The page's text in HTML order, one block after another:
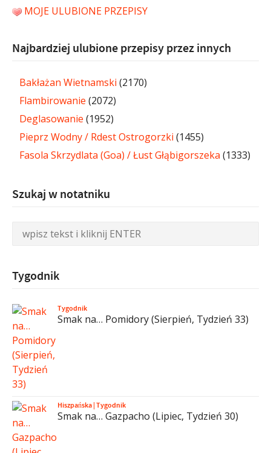
MOJE ULUBIONE PRZEPISY
Najbardziej ulubione przepisy przez innych
Bakłażan Wietnamski (2170)
Flambirowanie (2072)
Deglasowanie (1952)
Pieprz Wodny / Rdest Ostrogorzki (1455)
Fasola Skrzydlata (Goa) / Łust Głąbigorszeka (1333)
Szukaj w notatniku
Tygodnik
Tygodnik
Smak na… Pomidory (Sierpień, Tydzień 33)
Hiszpańska|Tygodnik
Smak na… Gazpacho (Lipiec, Tydzień 30)